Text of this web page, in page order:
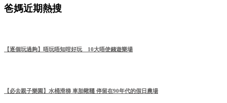
爸媽近期熱搜
【逐個玩過夠】唔玩唔知咁好玩 10大唔使錢遊樂場
【必去親子樂園】水桶滑梯 車胎鞦韆 停留在90年代的假日農場